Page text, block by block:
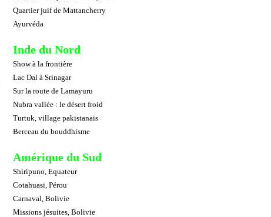
Quartier juif de Mattancherry
Ayurvéda
Inde du Nord
Show à la frontière
Lac Dal à Srinagar
Sur la route de Lamayuru
Nubra vallée : le désert froid
Turtuk, village pakistanais
Berceau du bouddhisme
Amérique du Sud
Shiripuno, Equateur
Cotahuasi, Pérou
Carnaval, Bolivie
Missions jésuites, Bolivie